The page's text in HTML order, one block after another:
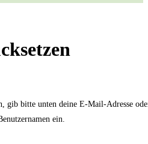
gib bitte unten deine E-Mail-Adresse
ein.